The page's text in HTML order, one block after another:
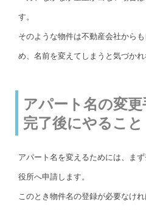
す。
そのような物件は不動産会社から
め、名前を変えてしまうと気づか
アパート名の変
完了後にやること
アパート名を変えるためには、ま
役所へ申請します。
このとき物件名の登録が必要なけ